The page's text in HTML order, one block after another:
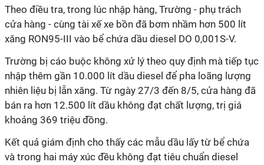
Theo điều tra, trong lúc nhập hàng, Trường - phụ trách
cửa hàng - cùng tài xế xe bồn đã bơm nhầm hơn 500 lít
xăng RON95-III vào bể chứa dầu diesel DO 0,001S-V.
Trường bị cáo buộc không xử lý theo quy định mà tiếp tục
nhập thêm gần 10.000 lít dầu diesel để pha loãng lượng
nhiên liệu bị lẫn xăng. Từ ngày 27/3 đến 8/5, cửa hàng đã
bán ra hơn 12.500 lít dầu không đạt chất lượng, trị giá
khoảng 369 triệu đồng.
Kết quả giám định cho thấy các mẫu dầu lấy từ bể chứa
và trong hai máy xúc đều không đạt tiêu chuẩn diesel